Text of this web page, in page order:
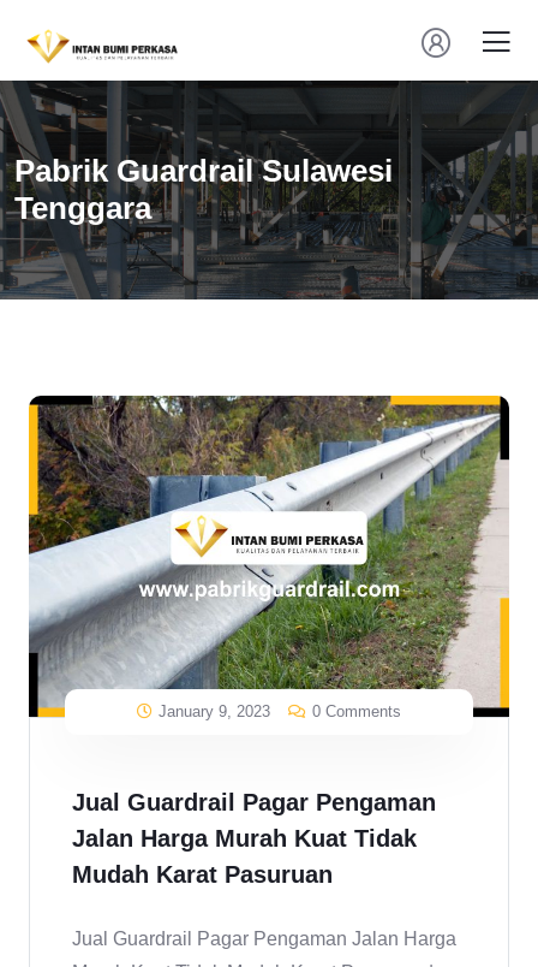
Pabrik Guardrail Sulawesi
Tenggara
January 9, 2023 0 Comments
Jual Guardrail Pagar Pengaman
Jalan Harga Murah Kuat Tidak
Mudah Karat Pasuruan
Jual Guardrail Pagar Pengaman Jalan Harga